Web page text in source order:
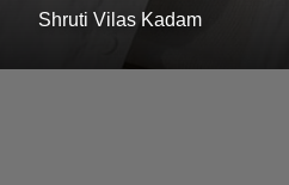
Shruti Vilas Kadam